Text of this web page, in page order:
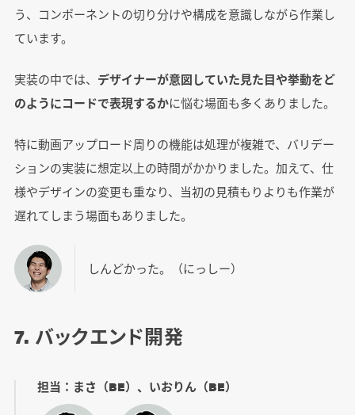
う、コンポーネントの切り分けや構成を意識しながら作業し
ています。
実装の中では、 デザイナーが意図していた見た目や挙動をど
のようにコードで表現するかに悩む場面も多くありました。
特に動画アップロード周りの機能は処理が複雑で、バリデー
ションの実装に想定以上の時間がかかりました。加えて、仕
様やデザインの変更も重なり、当初の見積もりよりも作業が
遅れてしまう場面もありました。
しんどかった。（にっしー）
7. バックエンド開発
担当：まさ（BE）、いおりん（BE）